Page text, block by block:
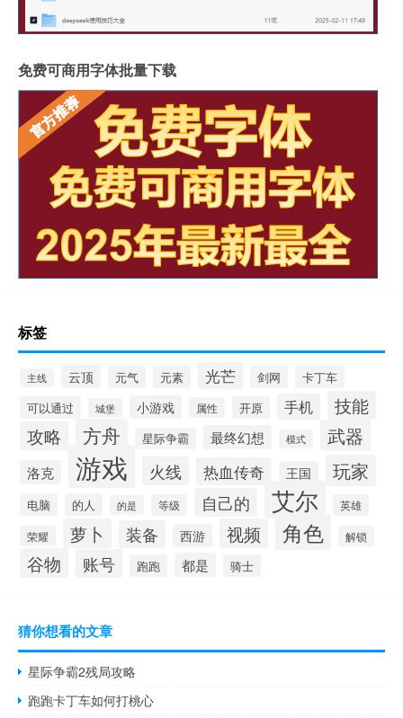
免费可商用字体批量下载
标签
主线 云顶 元气 元素 光芒 剑网
卡丁车
可以通过
城堡 小游戏 属性 开原 手机
技能
攻略
方舟 星际争霸 最终幻想 模式 武器
洛克 游戏 火线 热血传奇 王国 玩家
电脑 的人 的是 等级 自己的 艾尔 英雄
荣耀 萝卜 装备 西游 视频 角色 解锁
谷物 账号 跑跑 都是 骑士
猜你想看的文章
星际争霸2残局攻略
跑跑卡丁车如何打桃心